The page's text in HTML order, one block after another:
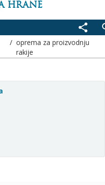
HRANE
share
/ oprema za proizvodnju
rakije